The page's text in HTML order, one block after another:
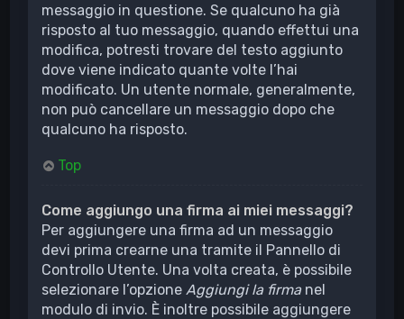
messaggio in questione. Se qualcuno ha già
risposto al tuo messaggio, quando effettui una
modifica, potresti trovare del testo aggiunto
dove viene indicato quante volte l’hai
modificato. Un utente normale, generalmente,
non può cancellare un messaggio dopo che
qualcuno ha risposto.
Top
Come aggiungo una firma ai miei messaggi?
Per aggiungere una firma ad un messaggio
devi prima crearne una tramite il Pannello di
Controllo Utente. Una volta creata, è possibile
selezionare l’opzione Aggiungi la firmanel
modulo di invio. È inoltre possibile aggiungere